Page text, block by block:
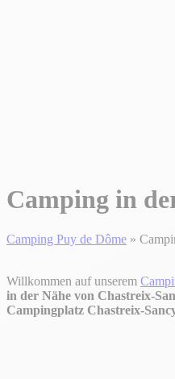
Camping in
Camping Puy de Dôme »
Willkommen auf unserem
in der Nähe von Chastreix-
Campingplatz Chastreix-